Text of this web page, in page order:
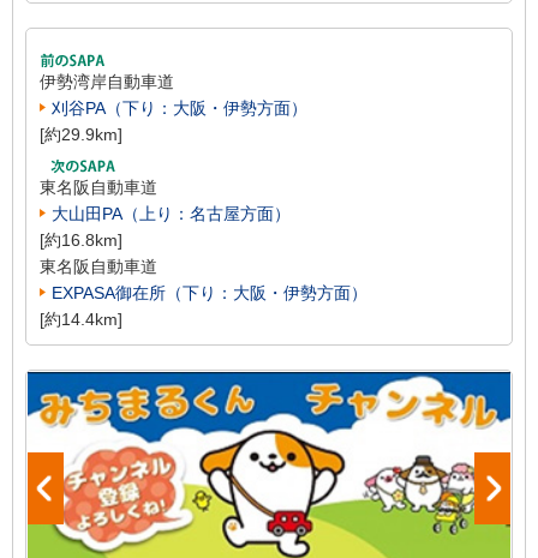
伊勢湾岸自動車道
刈谷PA（下り：大阪・伊勢方面）
[約29.9km]
東名阪自動車道
大山田PA（上り：名古屋方面）
[約16.8km]
東名阪自動車道
EXPASA御在所（下り：大阪・伊勢方面）
[約14.4km]